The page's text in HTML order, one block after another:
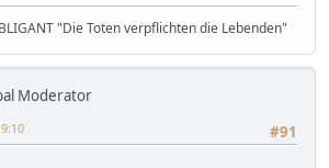
"Die Toten verpflichten die Lebenden"
Moderator
#91